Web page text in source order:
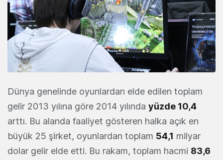
Dünya genelinde oyunlardan elde edilen toplam
gelir 2013 yılına göre 2014 yılında yüzde 10,4
arttı. Bu alanda faaliyet gösteren halka açık en
büyük 25 şirket, oyunlardan toplam 54,1 milyar
dolar gelir elde etti. Bu rakam, toplam hacmi 83,6